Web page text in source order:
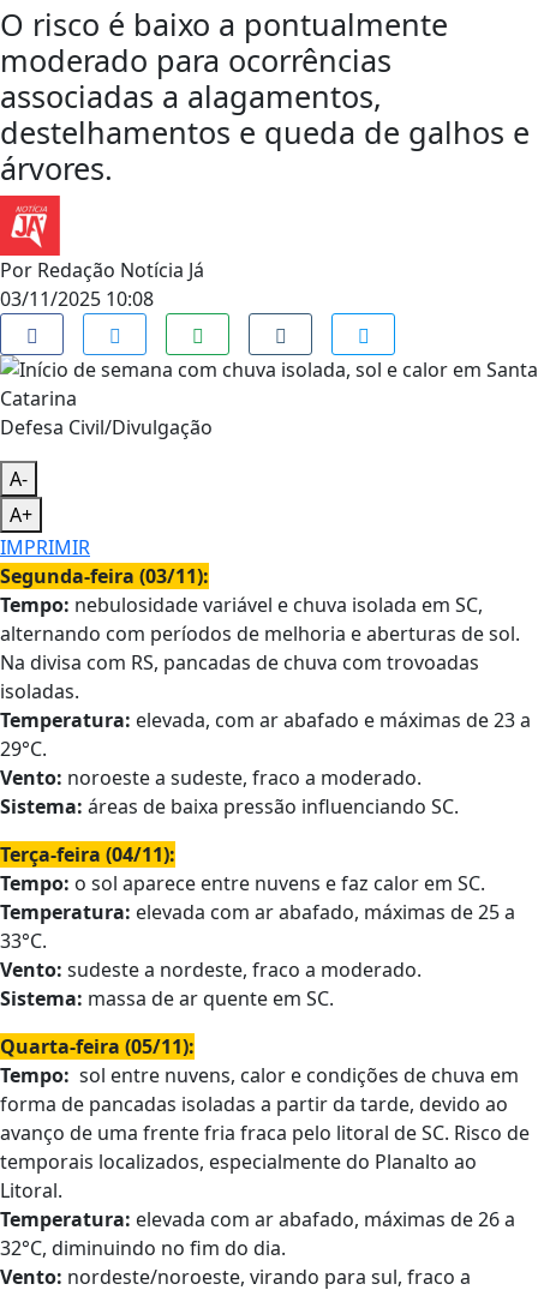
O risco é baixo a pontualmente
moderado para ocorrências
associadas a alagamentos,
destelhamentos e queda de galhos e
árvores.
Por Redação Notícia Já
03/11/2025 10:08
Defesa Civil/Divulgação
A-
A+
IMPRIMIR
Segunda-feira (03/11):
Tempo: nebulosidade variável e chuva isolada em SC,
alternando com períodos de melhoria e aberturas de sol.
Na divisa com RS, pancadas de chuva com trovoadas
isoladas.
Temperatura: elevada, com ar abafado e máximas de 23 a
29°C.
Vento: noroeste a sudeste, fraco a moderado.
Sistema: áreas de baixa pressão influenciando SC.
Terça-feira (04/11):
Tempo: o sol aparece entre nuvens e faz calor em SC.
Temperatura: elevada com ar abafado, máximas de 25 a
33°C.
Vento: sudeste a nordeste, fraco a moderado.
Sistema: massa de ar quente em SC.
Quarta-feira (05/11):
Tempo: sol entre nuvens, calor e condições de chuva em
forma de pancadas isoladas a partir da tarde, devido ao
avanço de uma frente fria fraca pelo litoral de SC. Risco de
temporais localizados, especialmente do Planalto ao
Litoral.
Temperatura: elevada com ar abafado, máximas de 26 a
32°C, diminuindo no fim do dia.
Vento: nordeste/noroeste, virando para sul, fraco a